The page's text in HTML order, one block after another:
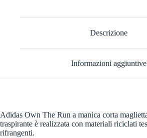
Descrizione
Informazioni aggiuntive
Adidas Own The Run a manica corta
traspirante è realizzata con materiali riciclati
rifrangenti.